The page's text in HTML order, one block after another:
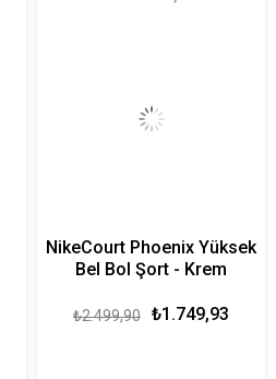
NikeCourt Phoenix Yüksek
Bel Bol Şort - Krem
₺1.749,93
₺2.499,90